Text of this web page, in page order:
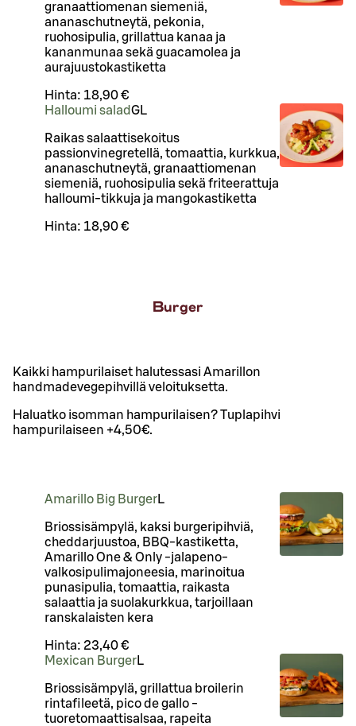
granaattiomenan siemeniä,
ananaschutneytä, pekonia,
ruohosipulia, grillattua kanaa ja
kananmunaa sekä guacamolea ja
aurajuustokastiketta
Hinta: 18,90 €
Halloumi saladGL
Raikas salaattisekoitus
passionvinegretellä, tomaattia, kurkkua,
ananaschutneytä, granaattiomenan
siemeniä, ruohosipulia sekä friteerattuja
halloumi-tikkuja ja mangokastiketta
Hinta: 18,90 €
Burger
Kaikki hampurilaiset halutessasi Amarillon
handmadevegepihvillä veloituksetta.
Haluatko isomman hampurilaisen? Tuplapihvi
hampurilaiseen +4,50€.
Amarillo Big BurgerL
Briossisämpylä, kaksi burgeripihviä,
cheddarjuustoa, BBQ-kastiketta,
Amarillo One & Only -jalapeno-
valkosipulimajoneesia, marinoitua
punasipulia, tomaattia, raikasta
salaattia ja suolakurkkua, tarjoillaan
ranskalaisten kera
Hinta: 23,40 €
Mexican BurgerL
Briossisämpylä, grillattua broilerin
rintafileetä, pico de gallo -
tuoretomaattisalsaa, rapeita